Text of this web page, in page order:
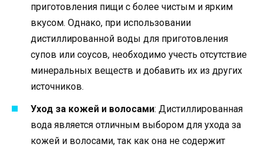
приготовления пищи с более чистым и ярким
вкусом. Однако, при использовании
дистиллированной воды для приготовления
супов или соусов, необходимо учесть отсутствие
минеральных веществ и добавить их из других
источников.
Уход за кожей и волосами: Дистиллированная
вода является отличным выбором для ухода за
кожей и волосами, так как она не содержит